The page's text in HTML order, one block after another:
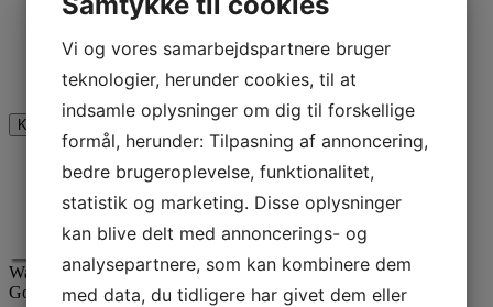
Jeg er ikke en robot
Waimea er certificeret
Google AdWords Premier Partner
Vi og vores samarbejdspartnere bruger
teknologier, herunder cookies, til at
indsamle oplysninger om dig til forskellige
formål, herunder: Tilpasning af annoncering,
bedre brugeroplevelse, funktionalitet,
statistik og marketing. Disse oplysninger
kan blive delt med annoncerings- og
analysepartnere, som kan kombinere dem
med data, du tidligere har givet dem eller